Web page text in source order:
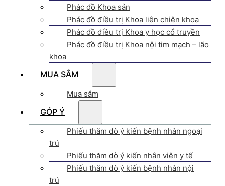
Phác đồ Khoa sản
Phác đồ điều trị Khoa liên chiên khoa
Phác đồ điều trị Khoa y học cổ truyền
Phác đồ điều trị Khoa nội tim mạch – lão
khoa
MUA SẮM
Mua sắm
GÓP Ý
Phiếu thăm dò ý kiến bệnh nhân ngoại
trú
Phiếu thăm dò ý kiến nhân viên y tế
Phiếu thăm dò ý kiến bệnh nhân nội
trú